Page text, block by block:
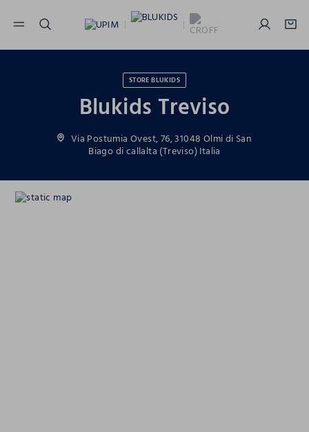
NAVIGATION.ARIA.GOTOMAINCONTENT
STORE BLUKIDS
Blukids Treviso
Via Postumia Ovest, 76, 31048 Olmi di San
Biago di callalta (Treviso) Italia